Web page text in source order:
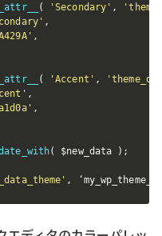
( 'Secondary' ,
,
,
( 'Accent' ,
,
,
( $new_data ) ;
,